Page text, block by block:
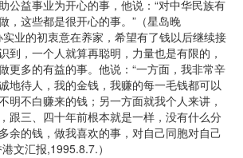
益事业为开心的事，他说：“对中华民族有
，这些都是很开心的事。”（星岛晚
业的初衷意在养家，希望有了钱以后继续接
到，一个人就算再聪明，力量也是有限的，
更多的有益的事。他说：“一方面，我非常辛
地待人，我的金钱，我赚的每一毛钱都可以
明不白赚来的钱；另一方面就我个人来讲，
跟三、四十年前根本就是一样，没有什么分
余的钱，做我喜欢的事，对自己同胞对自己
文汇报,1995.8.7.）